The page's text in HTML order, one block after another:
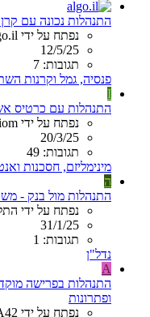
התנהלות נכונה עם קרן
נפתח על ידי algo.il
12/5/25
תגובות: 7
פנסיה, גמל וקרנות
I
התנהלות עם כרטיס
נפתח על ידי Idiom
20/3/25
תגובות: 49
מינימליזם, חסכנות
ה
התנהלות מול בנק -
נפתח על ידי
31/1/25
תגובות: 1
נדל"ן
A
התנהלות בפרישה
ופתרונות
נפתח על ידי A42